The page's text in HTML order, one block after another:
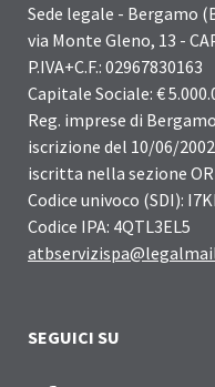
Sede legale - Bergamo
via Monte Gleno, 13 -
P.IVA+C.F.: 02967830163
Capitale Sociale: €
Reg. imprese di Bergamo
iscrizione del 10/06/
iscritta nella sezione
Codice univoco (SDI):
Codice IPA: 4QTL3EL5
SEGUICI SU